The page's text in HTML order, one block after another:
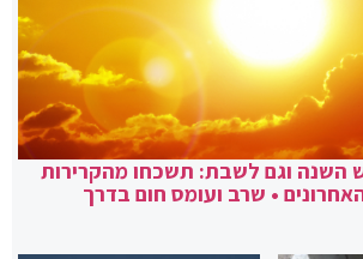
השנה וגם לשבת: תשכחו מהקרירות
• שרב ועומס חום בדרך